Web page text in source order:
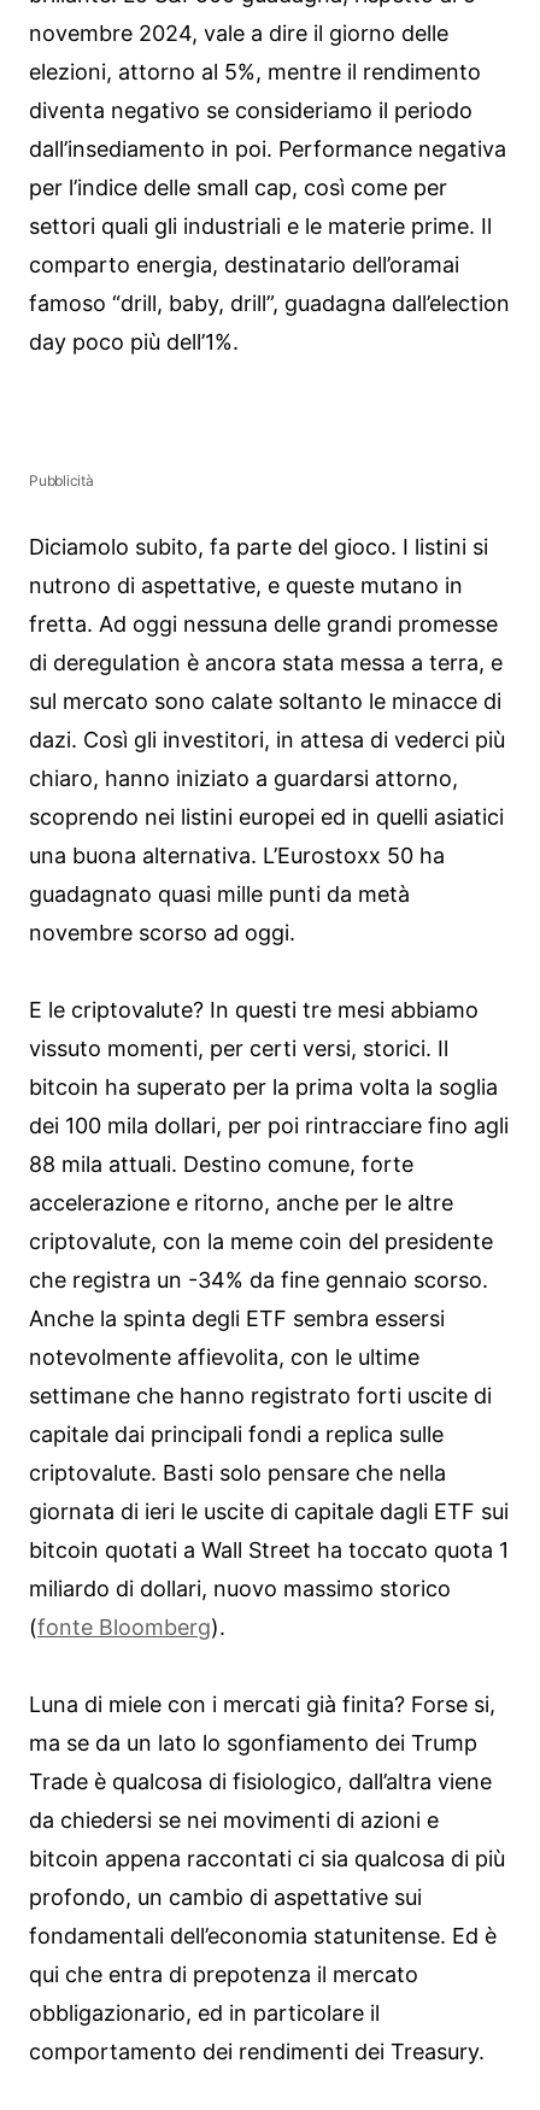
novembre 2024, vale a dire il giorno delle
elezioni, attorno al 5%, mentre il rendimento
diventa negativo se consideriamo il periodo
dall’insediamento in poi. Performance negativa
per l’indice delle small cap, così come per
settori quali gli industriali e le materie prime. Il
comparto energia, destinatario dell’oramai
famoso “drill, baby, drill”, guadagna dall’election
day poco più dell’1%.
Pubblicità
Diciamolo subito, fa parte del gioco. I listini si
nutrono di aspettative, e queste mutano in
fretta. Ad oggi nessuna delle grandi promesse
di deregulation è ancora stata messa a terra, e
sul mercato sono calate soltanto le minacce di
dazi. Così gli investitori, in attesa di vederci più
chiaro, hanno iniziato a guardarsi attorno,
scoprendo nei listini europei ed in quelli asiatici
una buona alternativa. L’Eurostoxx 50 ha
guadagnato quasi mille punti da metà
novembre scorso ad oggi.
E le criptovalute? In questi tre mesi abbiamo
vissuto momenti, per certi versi, storici. Il
bitcoin ha superato per la prima volta la soglia
dei 100 mila dollari, per poi rintracciare fino agli
88 mila attuali. Destino comune, forte
accelerazione e ritorno, anche per le altre
criptovalute, con la meme coin del presidente
che registra un -34% da fine gennaio scorso.
Anche la spinta degli ETF sembra essersi
notevolmente affievolita, con le ultime
settimane che hanno registrato forti uscite di
capitale dai principali fondi a replica sulle
criptovalute. Basti solo pensare che nella
giornata di ieri le uscite di capitale dagli ETF sui
bitcoin quotati a Wall Street ha toccato quota 1
miliardo di dollari, nuovo massimo storico
(fonte Bloomberg).
Luna di miele con i mercati già finita? Forse si,
ma se da un lato lo sgonfiamento dei Trump
Trade è qualcosa di fisiologico, dall’altra viene
da chiedersi se nei movimenti di azioni e
bitcoin appena raccontati ci sia qualcosa di più
profondo, un cambio di aspettative sui
fondamentali dell’economia statunitense. Ed è
qui che entra di prepotenza il mercato
obbligazionario, ed in particolare il
comportamento dei rendimenti dei Treasury.